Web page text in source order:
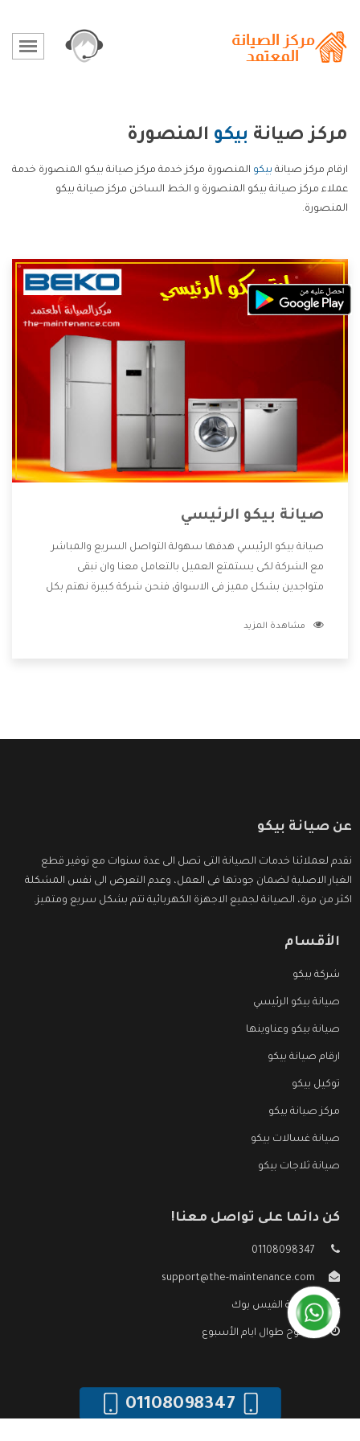
مركز صيانة بيكو المنصورة
ارقام مركز صيانة بيكو المنصورة مركز خدمة مركز صيانة بيكو المنصورة خدمة
عملاء مركز صيانة بيكو المنصورة و الخط الساخن مركز صيانة بيكو
المنصورة.
صيانة بيكو الرئيسي
صيانة بيكو الرئيسي هدفها سهولة التواصل السريع والمباشر
مع الشركة لكى يستمتع العميل بالتعامل معنا وان نبقى
متواجدين بشكل مميز فى الاسواق فنحن شركة كبيرة نهتم بكل
الشركة بها والتى تكون منها خدمة الصيانة التى تكون من أهم
مشاهدة المزيد
عن صيانة بيكو
نقدم لعملائنا خدمات الصيانة التى تصل الى عدة سنوات مع توفير قطع
الغيار الاصلية لضمان جودتها فى العمل، وعدم التعرض الى نفس المشكلة
اكثر من مرة، الصيانة لجميع الاجهزة الكهربائية تتم بشكل سريع ومتميز.
الأقسام
شركة بيكو
صيانة بيكو الرئيسي
صيانة بيكو وعناوينها
ارقام صيانة بيكو
توكيل بيكو
مركز صيانة بيكو
صيانة غسالات بيكو
صيانة ثلاجات بيكو
كن دائما على تواصل معنا!
01108098347
support@the-maintenance.com
صفحة الفيس بوك
مفتوح طوال ايام الأسبوع
01108098347